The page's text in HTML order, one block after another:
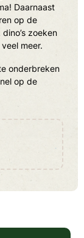
Daarnaast
op de
zoeken
meer.
onderbreken
op de